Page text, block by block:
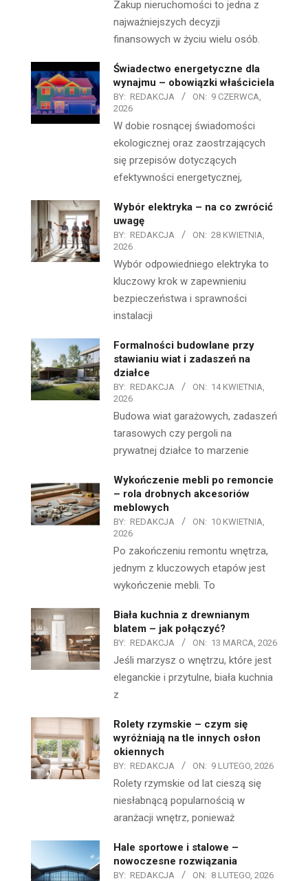
Zakup nieruchomości to jedna z
najważniejszych decyzji
finansowych w życiu wielu osób.
Świadectwo energetyczne dla
wynajmu – obowiązki właściciela
BY: REDAKCJA ON: 9 CZERWCA,
2026
W dobie rosnącej świadomości
ekologicznej oraz zaostrzających
się przepisów dotyczących
efektywności energetycznej,
Wybór elektryka – na co zwrócić
uwagę
BY: REDAKCJA ON: 28 KWIETNIA,
2026
Wybór odpowiedniego elektryka to
kluczowy krok w zapewnieniu
bezpieczeństwa i sprawności
instalacji
Formalności budowlane przy
stawianiu wiat i zadaszeń na
działce
BY: REDAKCJA ON: 14 KWIETNIA,
2026
Budowa wiat garażowych, zadaszeń
tarasowych czy pergoli na
prywatnej działce to marzenie
Wykończenie mebli po remoncie
– rola drobnych akcesoriów
meblowych
BY: REDAKCJA ON: 10 KWIETNIA,
2026
Po zakończeniu remontu wnętrza,
jednym z kluczowych etapów jest
wykończenie mebli. To
Biała kuchnia z drewnianym
blatem – jak połączyć?
BY: REDAKCJA ON: 13 MARCA, 2026
Jeśli marzysz o wnętrzu, które jest
eleganckie i przytulne, biała kuchnia
z
Rolety rzymskie – czym się
wyróżniają na tle innych osłon
okiennych
BY: REDAKCJA ON: 9 LUTEGO, 2026
Rolety rzymskie od lat cieszą się
niesłabnącą popularnością w
aranżacji wnętrz, ponieważ
Hale sportowe i stalowe –
nowoczesne rozwiązania
BY: REDAKCJA ON: 8 LUTEGO, 2026